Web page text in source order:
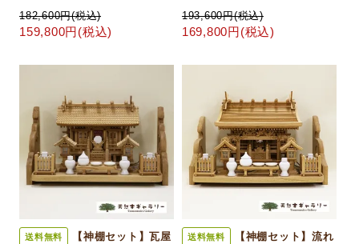
182,600円(税込)
159,800円(税込)
193,600円(税込)
169,800円(税込)
送料無料
【神棚セット】瓦屋
送料無料
【神棚セット】流れ